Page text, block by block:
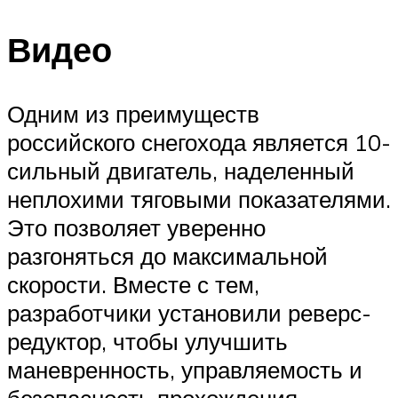
Видео
Одним из преимуществ
российского снегохода является 10-
сильный двигатель, наделенный
неплохими тяговыми показателями.
Это позволяет уверенно
разгоняться до максимальной
скорости. Вместе с тем,
разработчики установили реверс-
редуктор, чтобы улучшить
маневренность, управляемость и